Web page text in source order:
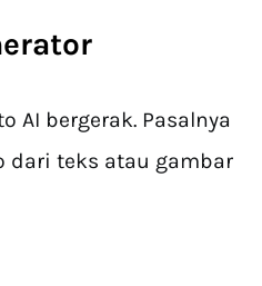
AI bergerak. Pasalnya
dari teks atau gambar